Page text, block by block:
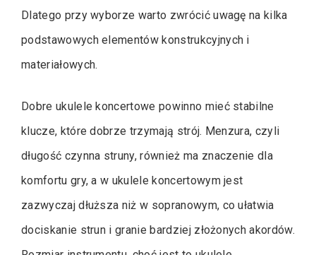
Dlatego przy wyborze warto zwrócić uwagę na kilka
podstawowych elementów konstrukcyjnych i
materiałowych.
Dobre ukulele koncertowe powinno mieć stabilne
klucze, które dobrze trzymają strój. Menzura, czyli
długość czynna struny, również ma znaczenie dla
komfortu gry, a w ukulele koncertowym jest
zazwyczaj dłuższa niż w sopranowym, co ułatwia
dociskanie strun i granie bardziej złożonych akordów.